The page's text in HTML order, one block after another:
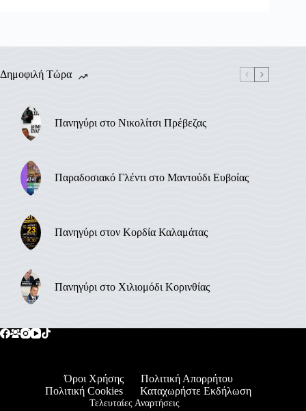
Δημοφιλή Τώρα
Πανηγύρι στο Νικολίτσι Πρέβεζας
Παραδοσιακό Γλέντι στο Μαντούδι Ευβοίας
Πανηγύρι στον Κορδία Καλαμάτας
Πανηγύρι στο Χιλιομόδι Κορινθίας
Όροι Χρήσης
Πολιτική Απορρήτου
Πολιτική Cookies
Καταχωρήστε Εκδήλωση
Τελευταίες Αναρτήσεις